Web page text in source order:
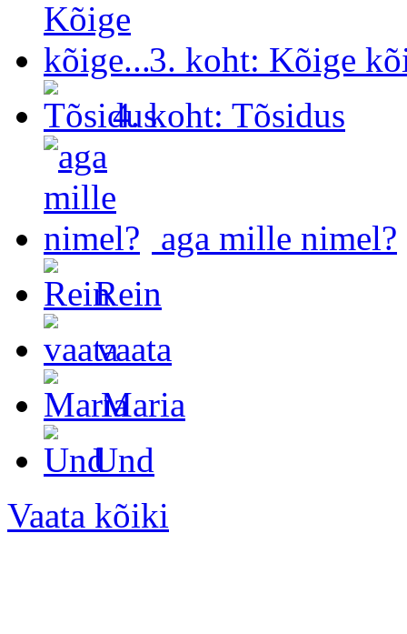
3. koht: Kõige
4. koht: Tõsidus
aga mille nimel?
Rein
vaata
Maria
Und
Vaata kõiki